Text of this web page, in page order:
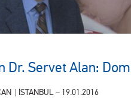
Dr. Servet Alan:
| İSTANBUL – 19.01.2016